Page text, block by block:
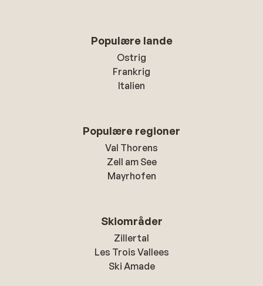
Populære lande
Ostrig
Frankrig
Italien
Populære regioner
Val Thorens
Zell am See
Mayrhofen
Skiområder
Zillertal
Les Trois Vallees
Ski Amade